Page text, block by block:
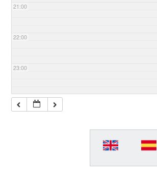
21:00
22:00
23:00